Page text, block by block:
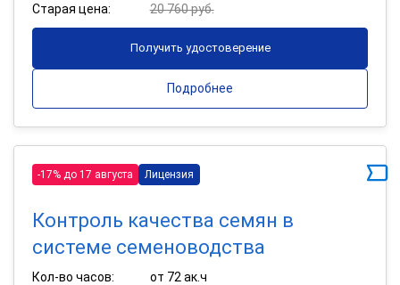
Старая цена:
20 760 руб.
Получить удостоверение
Подробнее
-17% до 17 августа Лицензия
Контроль качества семян в
системе семеноводства
Кол-во часов:
от 72 ак.ч